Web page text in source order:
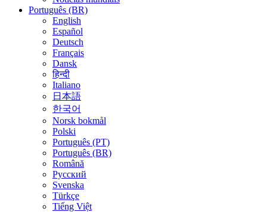
Português (BR)
English
Español
Deutsch
Français
Dansk
हिन्दी
Italiano
日本語
한국어
Norsk bokmål
Polski
Português (PT)
Português (BR)
Română
Русский
Svenska
Türkçe
Tiếng Việt